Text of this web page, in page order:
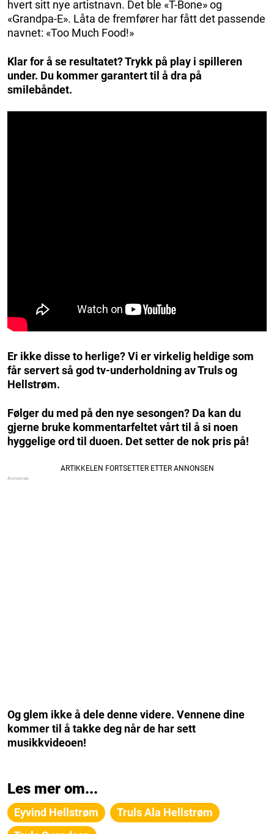
hvert sitt nye artistnavn. Det ble «T-Bone» og
«Grandpa-E». Låta de fremfører har fått det passende
navnet: «Too Much Food!»
Klar for å se resultatet? Trykk på play i spilleren
under. Du kommer garantert til å dra på
smilebåndet.
Er ikke disse to herlige? Vi er virkelig heldige som
får servert så god tv-underholdning av Truls og
Hellstrøm.
Følger du med på den nye sesongen? Da kan du
gjerne bruke kommentarfeltet vårt til å si noen
hyggelige ord til duoen. Det setter de nok pris på!
Og glem ikke å dele denne videre. Vennene dine
kommer til å takke deg når de har sett
musikkvideoen!
Les mer om...
Eyvind Hellstrøm
Truls Ala Hellstrøm